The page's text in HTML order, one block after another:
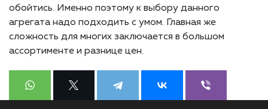
обойтись. Именно поэтому к выбору данного
агрегата надо подходить с умом. Главная же
сложность для многих заключается в большом
ассортименте и разнице цен.